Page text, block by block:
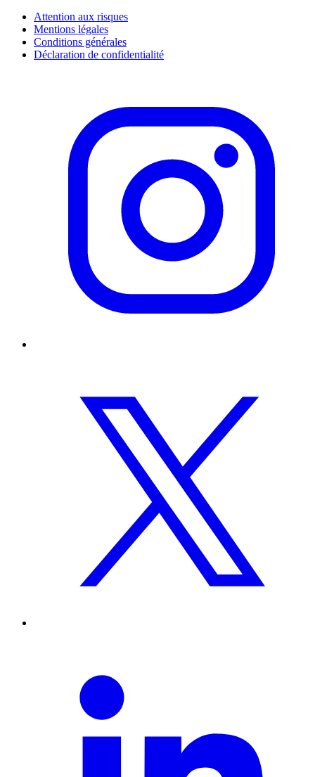
Attention aux risques
Mentions légales
Conditions générales
Déclaration de confidentialité